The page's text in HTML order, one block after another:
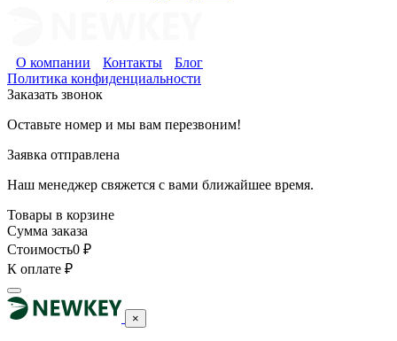
О компании Контакты
Блог
Политика конфиденциальности
Заказать звонок
Оставьте номер и мы вам перезвоним!
Заявка отправлена
Наш менеджер свяжется с вами ближайшее время.
Товары в корзине
Сумма заказа
Стоимость0 ₽
К оплате ₽
×